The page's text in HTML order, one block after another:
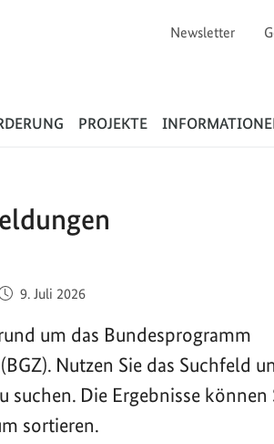
Newsletter
PROJEKTE
am:
9. Juli 2026
um das Bundesprogramm
Nutzen Sie das Suchfeld
Die Ergebnisse können
sortieren.